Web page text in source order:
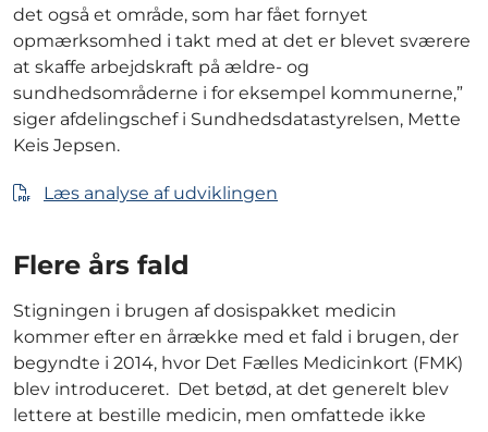
det også et område, som har fået fornyet
opmærksomhed i takt med at det er blevet sværere
at skaffe arbejdskraft på ældre- og
sundhedsområderne i for eksempel kommunerne,”
siger afdelingschef i Sundhedsdatastyrelsen, Mette
Keis Jepsen.
Læs analyse af udviklingen
Flere års fald
Stigningen i brugen af dosispakket medicin
kommer efter en årrække med et fald i brugen, der
begyndte i 2014, hvor Det Fælles Medicinkort (FMK)
blev introduceret. Det betød, at det generelt blev
lettere at bestille medicin, men omfattede ikke